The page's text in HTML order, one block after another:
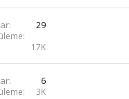
29
17K
6
3K